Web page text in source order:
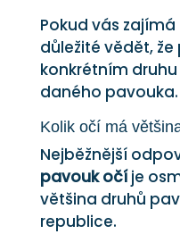
Pokud vás
důležité vědět,
konkrétním
daného pavouka.
Kolik očí má
Nejběžnější
pavouk očíje
většina druhů
republice.